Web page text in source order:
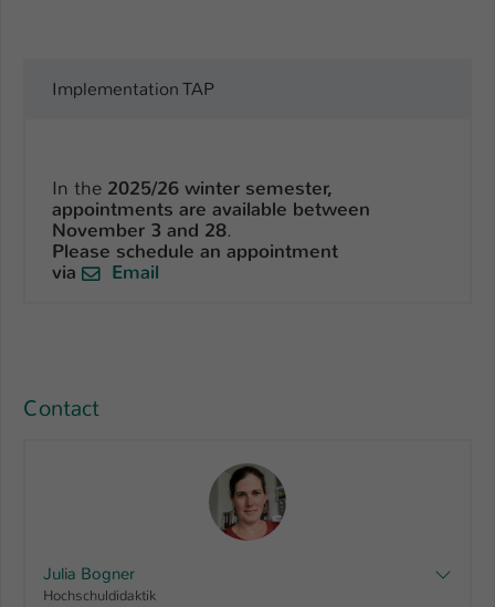
Implementation TAP
In the 2025/26 winter semester,
appointments are available between
November 3 and 28.
Please schedule an appointment
via
Email
Contact
Julia Bogner
Hochschuldidaktik
Anbieter TYPO3
Zweck
Dieser Cookie teilt der Webseite mit, ob
ein Besucher im Typo3-Backend
angemeldet ist und Rechte besitzt diese
zu verwalten.